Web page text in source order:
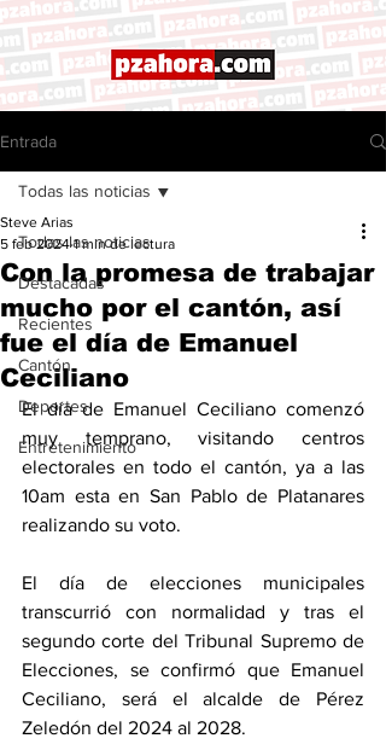
Entrada
Todas las noticias
Destacadas
Recientes
Cantón
Deportes
Entretenimiento
Todas las noticias
Con la promesa de trabajar
mucho por el cantón, así
fue el día de Emanuel
Ceciliano
Steve Arias
5 feb 2024 1 min de lectura
El día de Emanuel Ceciliano comenzó
muy temprano, visitando centros
electorales en todo el cantón, ya a las
10am esta en San Pablo de Platanares
realizando su voto.
El día de elecciones municipales
transcurrió con normalidad y tras el
segundo corte del Tribunal Supremo de
Elecciones, se confirmó que Emanuel
Ceciliano, será el alcalde de Pérez
Zeledón del 2024 al 2028.